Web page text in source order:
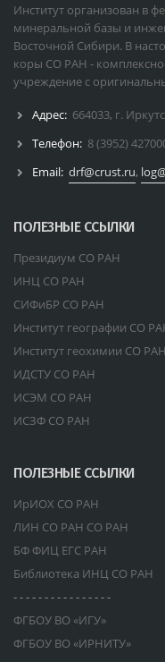
Институт организован в
минеральной базы и
Восточной Сибири. В
коры СО РАН -
учреждение с
Адрес: 664033, г.
Телефон: 8 (3952)
Email: drf@crust.ru,
ПОЛЕЗНЫЕ ССЫЛКИ
Президиум СО РАН
ИНЦ СО РАН
СИФиБР СО РАН
Институт географии СО
Институт геохимии СО РАН
ИДСТУ СО РАН
ИСЭМ СО РАН
ИСЗФ СО РАН
ПОЛЕЗНЫЕ ССЫЛКИ
ИрИОХ СО РАН
ЛИН СО РАН СО РАН
БФ ФИЦ ЕГС РАН
Библиотека ИНЦ СО РАН
- - - - - - - - - - - - - - - -
ФГБОУ ВО «ИГУ»
ФГБОУ ВО «ИРНИТУ»